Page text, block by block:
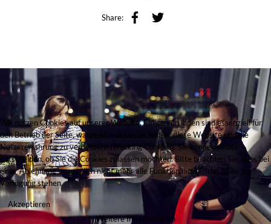
Share:
Wir nutzen Cookies auf unserer Website. Einige von ihnen sind essenziell für
den Betrieb der Seite, während andere uns helfen, diese Website und die
Nutzererfahrung zu verbessern (Tracking Cookies). Sie können selbst
entscheiden, ob Sie die Cookies zulassen möchten. Bitte beachten Sie, dass bei
einer Ablehnung womöglich nicht mehr alle Funktionalitäten der Seite zur
Verfügung stehen.
Akzeptieren
Weitere Informationen